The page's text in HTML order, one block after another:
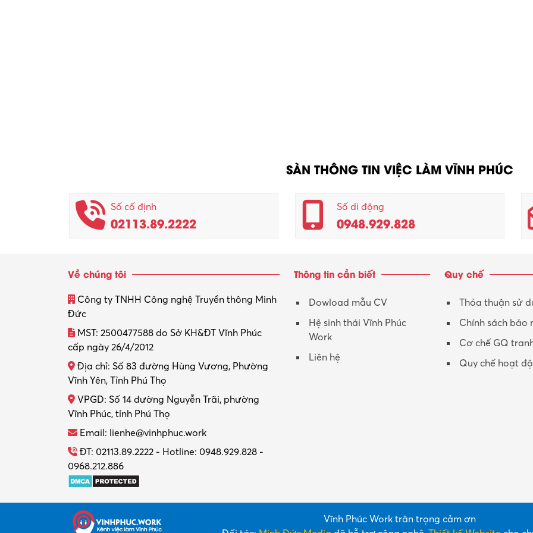
SÀN THÔNG TIN VIỆC LÀM VĨNH PHÚC
Số cố định
02113.89.2222
Số di động
0948.929.828
Về chúng tôi
Công ty TNHH Công nghệ Truyền thông Minh
Đức
MST: 2500477588 do Sở KH&ĐT Vĩnh Phúc
cấp ngày 26/4/2012
Địa chỉ: Số 83 đường Hùng Vương, Phường
Vĩnh Yên, Tỉnh Phú Thọ
VPGD: Số 14 đường Nguyễn Trãi, phường
Vĩnh Phúc, tỉnh Phú Thọ
Email: lienhe@vinhphuc.work
ĐT: 02113.89.2222 - Hotline: 0948.929.828 -
0968.212.886
Thông tin cần biết
Dowload mẫu CV
Hệ sinh thái Vĩnh Phúc
Work
Liên hệ
Quy chế
Thỏa thuận sử
Chính sách bảo
Cơ chế GQ
Quy chế hoạt
Vĩnh Phúc Work trân trọng cảm ơn